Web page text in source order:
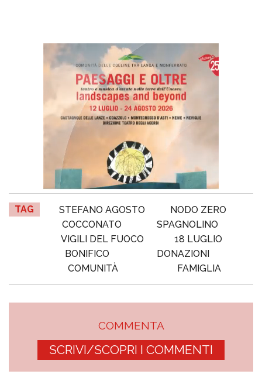
TAG STEFANO AGOSTO
NODO ZERO
COCCONATO
SPAGNOLINO
VIGILI DEL FUOCO
18 LUGLIO
BONIFICO
DONAZIONI
COMUNITÀ
FAMIGLIA
COMMENTA
SCRIVI/SCOPRI I COMMENTI